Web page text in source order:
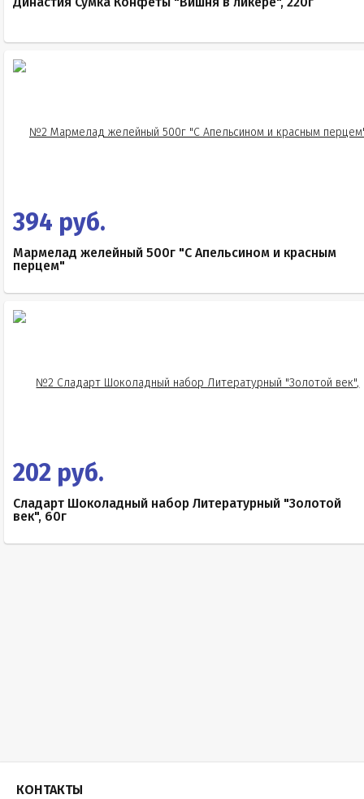
394 руб.
Мармелад желейный 500г "С Апельсином и красным
перцем"
202 руб.
Сладарт Шоколадный набор Литературный "Золотой
век", 60г
КОНТАКТЫ